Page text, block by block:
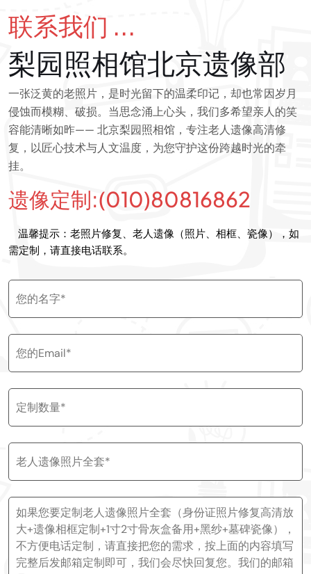
联系我们 ...
梨园照相馆北京遗像部
一张泛黄的老照片，是时光留下的温柔印记，却也常因岁月
侵蚀而模糊、破损。当思念涌上心头，我们多希望亲人的笑
容能清晰如昨—— 北京梨园照相馆，专注老人遗像高清修
复，以匠心技术与人文温度，为您守护这份跨越时光的牵
挂。
遗像定制:(010)80816862
温馨提示：老照片修复、老人遗像（照片、相框、瓷像），如
需定制，请直接电话联系。